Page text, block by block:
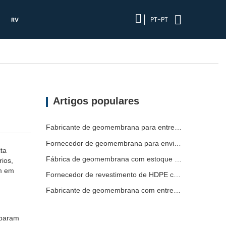
RV PT-PT
em
Artigos populares
Fabricante de geomembrana para entrega de projetos
Fabricante de geomembrana com entrega rápida